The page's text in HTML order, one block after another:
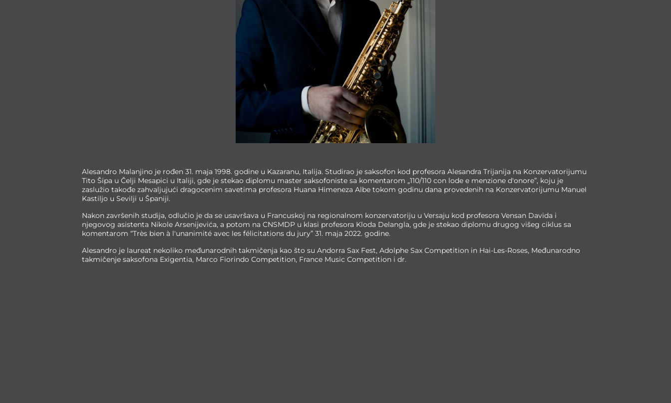
Alesandro Malanjino je rođen 31. maja 1998. godine u Kazaranu, Italija. Studirao je saksofon kod profesora Alesandra Trijanija na Konzervatorijumu
Tito Šipa u Čelji Mesapici u Italiji, gde je stekao diplomu master saksofoniste sa komentarom „110/110 con lode e menzione d'onore”, koju je
zaslužio takođe zahvaljujući dragocenim savetima profesora Huana Himeneza Albe tokom godinu dana provedenih na Konzervatorijumu Manuel
Kastiljo u Sevilji u Španiji.
Nakon završenih studija, odlučio je da se usavršava u Francuskoj na regionalnom konzervatoriju u Versaju kod profesora Vensan Davida i
njegovog asistenta Nikole Arsenijevića, a potom na CNSMDP u klasi profesora Kloda Delangla, gde je stekao diplomu drugog višeg ciklus sa
komentarom “Très bien à l'unanimité avec les félicitations du jury” 31. maja 2022. godine.
Alesandro je laureat nekoliko međunarodnih takmičenja kao što su Andorra Sax Fest, Adolphe Sax Competition in Hai-Les-Roses, Međunarodno
takmičenje saksofona Exigentia, Marco Fiorindo Competition, France Music Competition i dr.